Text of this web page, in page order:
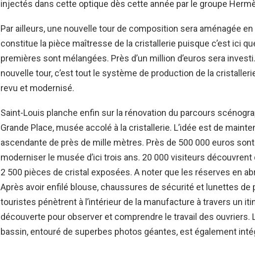
injectés dans cette optique dès cette année par le groupe
Par ailleurs, une nouvelle tour de composition sera aménagée
constitue la pièce maîtresse de la cristallerie puisque c’est ici
premières sont mélangées. Près d’un million d’euros sera
nouvelle tour, c’est tout le système de production de la
revu et modernisé.
Saint-Louis planche enfin sur la rénovation du parcours
Grande Place, musée accolé à la cristallerie. L’idée est de
ascendante de près de mille mètres. Près de 500 000 euros
moderniser le musée d’ici trois ans. 20 000 visiteurs découvrent
2 500 pièces de cristal exposées. A noter que les réserves en
Après avoir enfilé blouse, chaussures de sécurité et lunettes de
touristes pénètrent à l’intérieur de la manufacture à travers un
découverte pour observer et comprendre le travail des ouvriers.
bassin, entouré de superbes photos géantes, est également